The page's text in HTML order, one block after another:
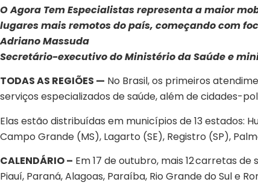
O Agora Tem Especialistas representa a maior
lugares mais remotos do país, começando com
Adriano Massuda
Secretário-executivo do Ministério da Saúde e
TODAS AS REGIÕES — No Brasil, os primeiros
serviços especializados de saúde, além de cidades-
Elas estão distribuídas em municípios de 13 estados:
Campo Grande (MS), Lagarto (SE), Registro (SP),
CALENDÁRIO – Em 17 de outubro, mais 12 carretas
Piauí, Paraná, Alagoas, Paraíba, Rio Grande do Sul e